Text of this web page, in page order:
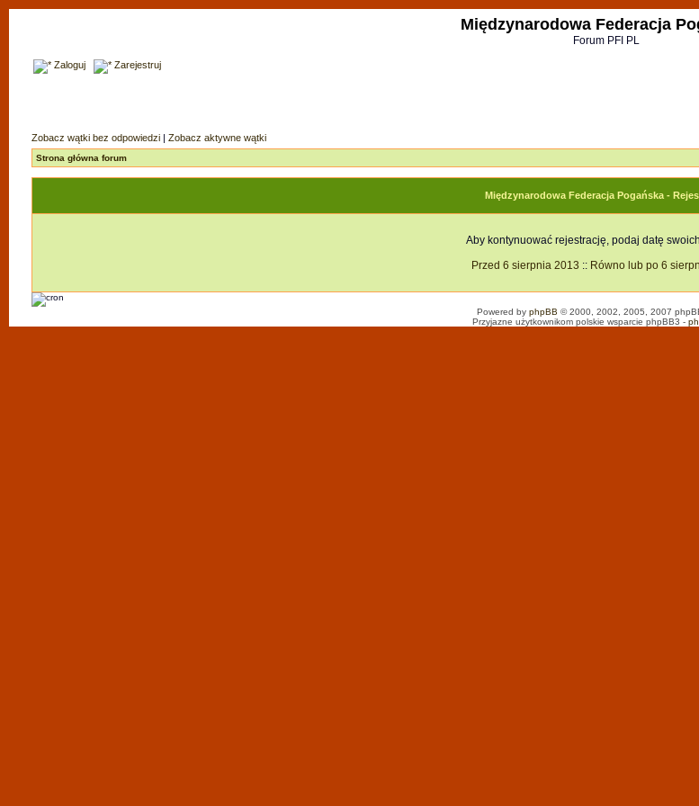
Międzynarodowa Federacja
Forum PFI PL
Zaloguj Zarejestruj
Zobacz wątki bez odpowiedzi | Zobacz aktywne wątki
Strona główna forum
Międzynarodowa Federacja Pogańska -
Aby kontynuować rejestrację, podaj datę
Przed 6 sierpnia 2013 :: Równo lub po 6
Powered by phpBB © 2000, 2002, 2005, 2007
Przyjazne użytkownikom polskie wsparcie phpBB3 -